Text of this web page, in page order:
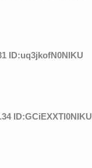
ID:uq3jkofN0NIKU
ID:GCiEXXTl0NIKU